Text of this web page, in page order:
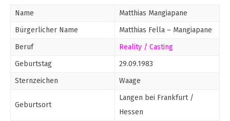
Name
Matthias Mangiapane
Bürgerlicher Name
Matthias Fella – Mangiapane
Beruf
Reality / Casting
Geburtstag
29.09.1983
Sternzeichen
Waage
Geburtsort
Langen bei Frankfurt /
Hessen